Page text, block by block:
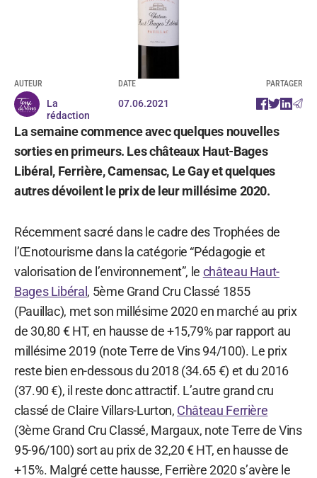
AUTEUR
La
rédaction
DATE
07.06.2021
PARTAGER
La semaine commence avec quelques nouvelles
sorties en primeurs. Les châteaux Haut-Bages
Libéral, Ferrière, Camensac, Le Gay et quelques
autres dévoilent le prix de leur millésime 2020.
Récemment sacré dans le cadre des Trophées de
l’Œnotourisme dans la catégorie “Pédagogie et
valorisation de l’environnement”, le château Haut-
Bages Libéral , 5ème Grand Cru Classé 1855
(Pauillac), met son millésime 2020 en marché au prix
de 30,80 € HT, en hausse de +15,79% par rapport au
millésime 2019 (note Terre de Vins 94/100). Le prix
reste bien en-dessous du 2018 (34.65 €) et du 2016
(37.90 €), il reste donc attractif. L’autre grand cru
classé de Claire Villars-Lurton, Château Ferrière
(3ème Grand Cru Classé, Margaux, note Terre de Vins
95-96/100) sort au prix de 32,20 € HT, en hausse de
+15%. Malgré cette hausse, Ferrière 2020 s’avère le